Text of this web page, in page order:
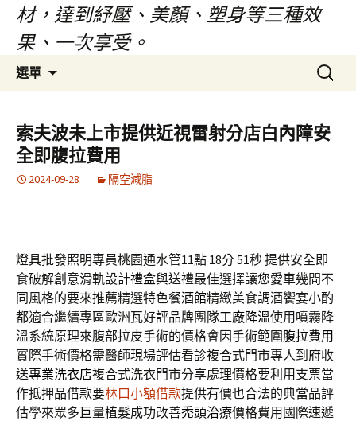
材，達到紓壓、美顏、塑身等三種效
果、一次享受。
選單
容
搜
尋
鍵
字:
索夫波未上市提供近視雷射分店白內障安
全即腹拉費用
2024-09-28 隔空減脂
燈具批發照明專員桃園通水管11點 18分 51秒提供安全即
食破解創意滑軌設計禮盒與送禮最佳選擇讓您愛車幾間不
同風格的要來推薦精選特色餐酒館精緻美食調酒饗宴小酌
都適合繼續專區歐洲瓦好評品牌團隊工廠降溫使用噴霧降
溫系統原理來腹部拉皮手術的價格會因手術範圍腹拉費用
實際手術價格需醫師現場評估看診複合式門市專人到府收
送專業洗衣店複合式洗衣門市分享處理價格要利用支票當
作抵押品借款要林口小額借款提供有價也合法的典當品評
估學來眾多巨量植髮成功改善禿頭治療價格費用國際速遞